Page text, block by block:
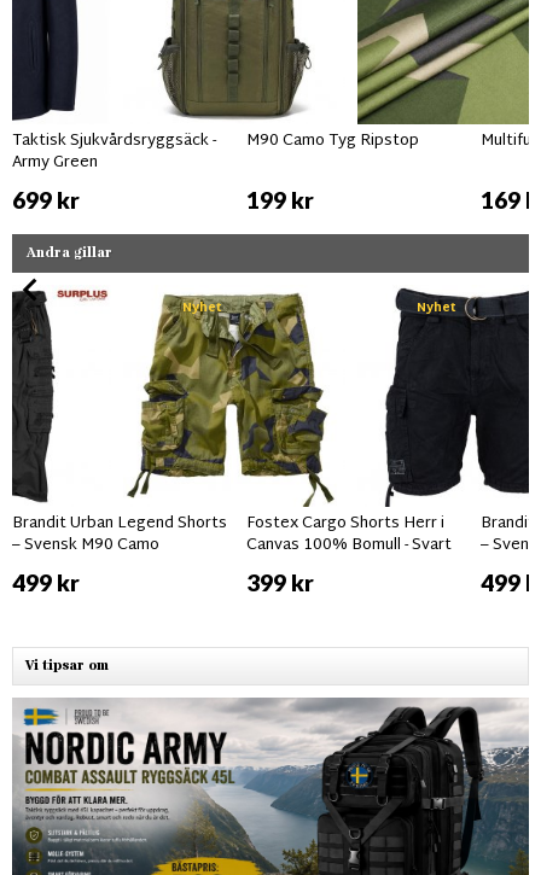
Taktisk Sjukvårdsryggsäck -
Army Green
699 kr
M90 Camo Tyg Ripstop
199 kr 169
Andra gillar
Nyhet
Brandit Urban Legend Shorts
– Svensk M90 Camo
499 kr
Nyhet
Fostex Cargo Shorts Herr i
Canvas 100% Bomull - Svart
399 kr
Brandit
–
499
Vi tipsar om